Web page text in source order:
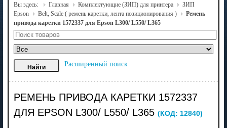
Вы здесь: Главная Комплектующие (ЗИП) для принтера
ЗИП
Epson
Belt, Scale ( ремень каретки, лента позиционирования )
Ремень
привода каретки 1572337 для Epson L300/ L550/ L365
Расширенный поиск
РЕМЕНЬ ПРИВОДА КАРЕТКИ 1572337
ДЛЯ EPSON L300/ L550/ L365 (КОД: 12840)